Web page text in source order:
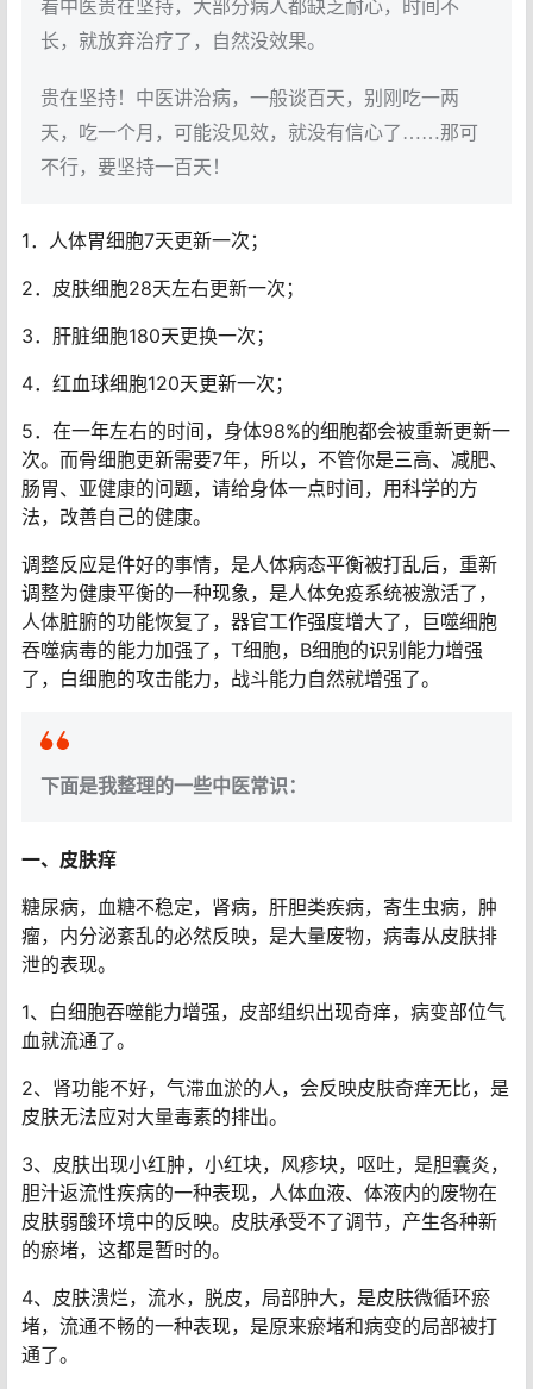
看中医贵在坚持，大部分病人都缺乏耐心，时间不
长，就放弃治疗了，自然没效果。
贵在坚持！中医讲治病，一般谈百天，别刚吃一两
天，吃一个月，可能没见效，就没有信心了……那可
不行，要坚持一百天！
1．人体胃细胞7天更新一次；
2．皮肤细胞28天左右更新一次；
3．肝脏细胞180天更换一次；
4．红血球细胞120天更新一次；
5．在一年左右的时间，身体98%的细胞都会被重新更新一
次。而骨细胞更新需要7年，所以，不管你是三高、减肥、
肠胃、亚健康的问题，请给身体一点时间，用科学的方
法，改善自己的健康。
调整反应是件好的事情，是人体病态平衡被打乱后，重新
调整为健康平衡的一种现象，是人体免疫系统被激活了，
人体脏腑的功能恢复了，器官工作强度增大了，巨噬细胞
吞噬病毒的能力加强了，T细胞，B细胞的识别能力增强
了，白细胞的攻击能力，战斗能力自然就增强了。
下面是我整理的一些中医常识：
一、皮肤痒
糖尿病，血糖不稳定，肾病，肝胆类疾病，寄生虫病，肿
瘤，内分泌紊乱的必然反映，是大量废物，病毒从皮肤排
泄的表现。
1、白细胞吞噬能力增强，皮部组织出现奇痒，病变部位气
血就流通了。
2、肾功能不好，气滞血淤的人，会反映皮肤奇痒无比，是
皮肤无法应对大量毒素的排出。
3、皮肤出现小红肿，小红块，风疹块，呕吐，是胆囊炎，
胆汁返流性疾病的一种表现，人体血液、体液内的废物在
皮肤弱酸环境中的反映。皮肤承受不了调节，产生各种新
的瘀堵，这都是暂时的。
4、皮肤溃烂，流水，脱皮，局部肿大，是皮肤微循环瘀
堵，流通不畅的一种表现，是原来瘀堵和病变的局部被打
通了。